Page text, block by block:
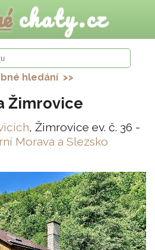
chaty.cz
hledání >>
Žimrovice
, Žimrovice ev. č. 36 -
Morava a Slezsko